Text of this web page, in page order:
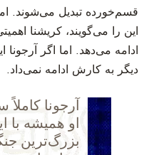
قسم‌خورده تبدیل می‌شوند. اما
این را می‌گویند، کریشنا
ادامه می‌دهد. اما اگر آرجونا
دیگر به کارش ادامه نمی‌داد.
‫آرجونا
او همیشه با
بزرگ‌ترین